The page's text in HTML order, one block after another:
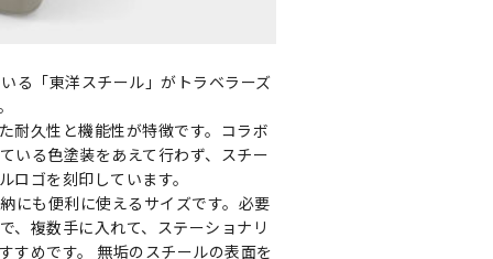
る「東洋スチール」がトラベラーズ
耐久性と機能性が特徴です。コラボ
いる色塗装をあえて行わず、スチー
ゴを刻印しています。
にも便利に使えるサイズです。必要
、複数手に入れて、ステーショナリ
すめです。 無垢のスチールの表面を